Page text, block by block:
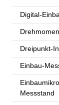
Digital-
Dreipunkt-
Einbau-
Messstand